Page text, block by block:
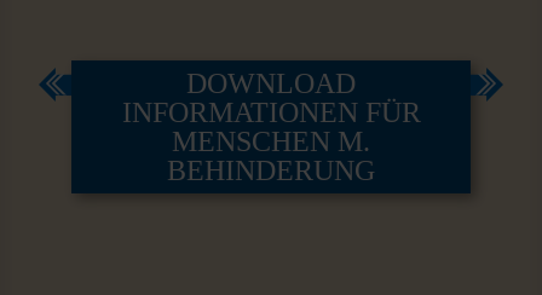
DOWNLOAD
INFORMATIONEN FÜR
MENSCHEN M.
BEHINDERUNG